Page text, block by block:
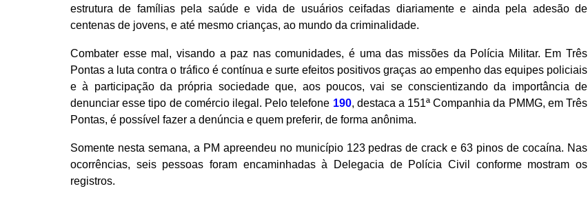
estrutura de famílias pela saúde e vida de usuários ceifadas diariamente e ainda pela adesão de
centenas de jovens, e até mesmo crianças, ao mundo da criminalidade.
Combater esse mal, visando a paz nas comunidades, é uma das missões da Polícia Militar. Em Três
Pontas a luta contra o tráfico é contínua e surte efeitos positivos graças ao empenho das equipes policiais
e à participação da própria sociedade que, aos poucos, vai se conscientizando da importância de
denunciar esse tipo de comércio ilegal. Pelo telefone 190, destaca a 151ª Companhia da PMMG, em Três
Pontas, é possível fazer a denúncia e quem preferir, de forma anônima.
Somente nesta semana, a PM apreendeu no município 123 pedras de crack e 63 pinos de cocaína. Nas
ocorrências, seis pessoas foram encaminhadas à Delegacia de Polícia Civil conforme mostram os
registros.